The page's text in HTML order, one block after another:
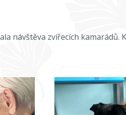
návštěva zvířecích